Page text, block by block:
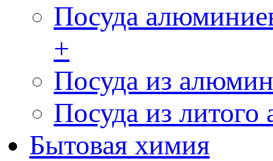
Посуда
+
Посуда из
Посуда из
Бытовая химия